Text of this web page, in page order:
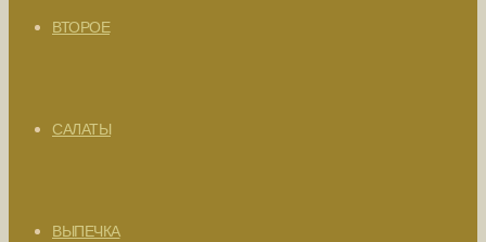
ВТОРОЕ
САЛАТЫ
ВЫПЕЧКА